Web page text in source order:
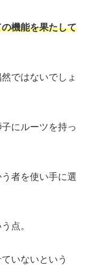
機能を果たして
ではないでしょ
にルーツを持っ
者を使い手に選
点。
いないという